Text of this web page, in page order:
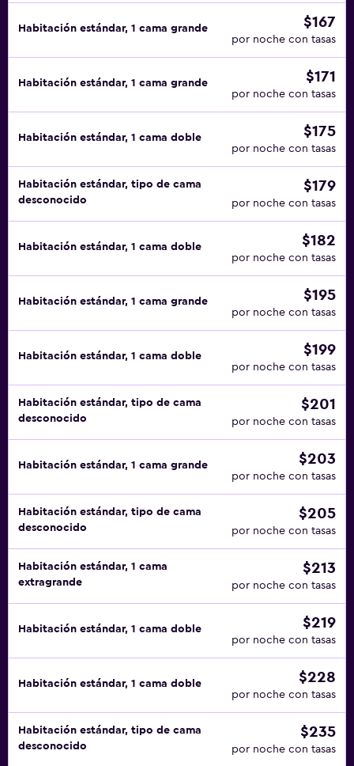
Habitación estándar, 1 cama grande $167
por noche con tasas
Habitación estándar, 1 cama grande $171
por noche con tasas
Habitación estándar, 1 cama doble $175
por noche con tasas
Habitación estándar, tipo de cama
desconocido
$179
por noche con tasas
Habitación estándar, 1 cama doble $182
por noche con tasas
Habitación estándar, 1 cama grande $195
por noche con tasas
Habitación estándar, 1 cama doble $199
por noche con tasas
Habitación estándar, tipo de cama
desconocido
$201
por noche con tasas
Habitación estándar, 1 cama grande $203
por noche con tasas
Habitación estándar, tipo de cama
desconocido
$205
por noche con tasas
Habitación estándar, 1 cama
extragrande
$213
por noche con tasas
Habitación estándar, 1 cama doble $219
por noche con tasas
Habitación estándar, 1 cama doble $228
por noche con tasas
Habitación estándar, tipo de cama
desconocido
$235
por noche con tasas